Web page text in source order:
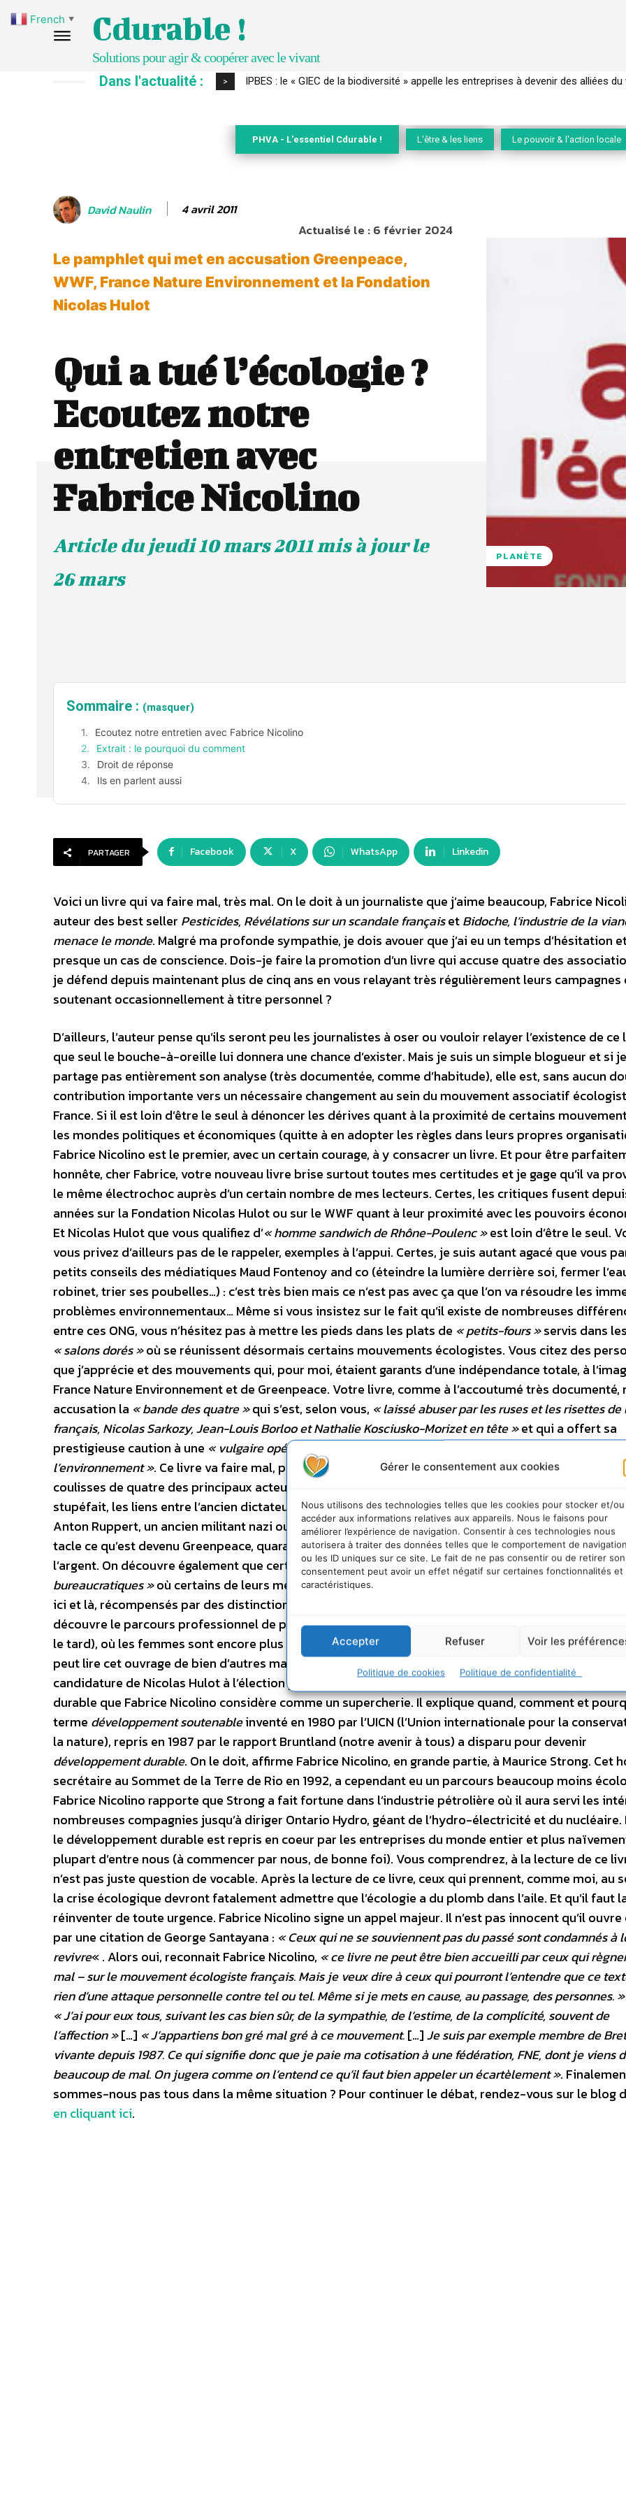
Gérer le consentement aux cookies
Nous utilisons des technologies telles que les cookies pour stocker et/ou
accéder aux informations relatives aux appareils. Nous le faisons pour
améliorer l’expérience de navigation. Consentir à ces technologies nous
autorisera à traiter des données telles que le comportement de navigation
ou les ID uniques sur ce site. Le fait de ne pas consentir ou de retirer son
consentement peut avoir un effet négatif sur certaines fonctionnalités et
caractéristiques.
Accepter Refuser Voir les
Politique de cookies Politique de confidentialité
Cdurable !
Solutions pour agir & coopérer avec le vivant
Dans l'actualité : > Comment le sol français a perdu sa mémoire hydrique et déréglé tout le territoire
PHVA - L'essentiel Cdurable ! L'être & les liens Le pouvoir & l'action locale
David Naulin 4 avril 2011
Actualisé le :6 février 2024
Le pamphlet qui met en accusation Greenpeace,
WWF, France Nature Environnement et la Fondation
Nicolas Hulot
Qui a tué l’écologie ?
Ecoutez notre
entretien avec
Fabrice Nicolino
Article du jeudi 10 mars 2011 mis à jour le
26 mars
PLANÈTE
Sommaire : (masquer)
Ecoutez notre entretien avec Fabrice Nicolino
Extrait : le pourquoi du comment
Droit de réponse
Ils en parlent aussi
PARTAGER Facebook X WhatsApp Linkedin
Voici un livre qui va faire mal, très mal. On le doit à un journaliste que j’aime beaucoup, Fabrice
auteur des best seller Pesticides, Révélations sur un scandale françaisetBidoche, l’industrie de la
menace le monde. Malgré ma profonde sympathie, je dois avouer que j’ai eu un temps d’hésitation
presque un cas de conscience. Dois-je faire la promotion d’un livre qui accuse quatre des
je défend depuis maintenant plus de cinq ans en vous relayant très régulièrement leurs campagnes
soutenant occasionnellement à titre personnel ?
D’ailleurs, l’auteur pense qu’ils seront peu les journalistes à oser ou vouloir relayer l’existence de
que seul le bouche-à-oreille lui donnera une chance d’exister. Mais je suis un simple blogueur et si
partage pas entièrement son analyse (très documentée, comme d’habitude), elle est, sans aucun
contribution importante vers un nécessaire changement au sein du mouvement associatif
France. Si il est loin d’être le seul à dénoncer les dérives quant à la proximité de certains
les mondes politiques et économiques (quitte à en adopter les règles dans leurs propres
Fabrice Nicolino est le premier, avec un certain courage, à y consacrer un livre. Et pour être
honnête, cher Fabrice, votre nouveau livre brise surtout toutes mes certitudes et je gage qu’il va
le même électrochoc auprès d’un certain nombre de mes lecteurs. Certes, les critiques fusent
années sur la Fondation Nicolas Hulot ou sur le WWF quant à leur proximité avec les pouvoirs
Et Nicolas Hulot que vous qualifiez d’« homme sandwich de Rhône-Poulenc »est loin d’être le seul.
vous privez d’ailleurs pas de le rappeler, exemples à l’appui. Certes, je suis autant agacé que vous
petits conseils des médiatiques Maud Fontenoy and co (éteindre la lumière derrière soi, fermer
robinet, trier ses poubelles…) : c’est très bien mais ce n’est pas avec ça que l’on va résoudre les
problèmes environnementaux… Même si vous insistez sur le fait qu’il existe de nombreuses
entre ces ONG, vous n’hésitez pas à mettre les pieds dans les plats de « petits-fours »servis dans les
« salons dorés »où se réunissent désormais certains mouvements écologistes. Vous citez des
que j’apprécie et des mouvements qui, pour moi, étaient garants d’une indépendance totale, à
France Nature Environnement et de Greenpeace. Votre livre, comme à l’accoutumé très documenté,
accusation la « bande des quatre »qui s’est, selon vous, « laissé abuser par les ruses et les risettes de
français, Nicolas Sarkozy, Jean-Louis Borloo et Nathalie Kosciusko-Morizet en tête »et qui a offert sa
prestigieuse caution à une « vulgaire opération politicienne connue sous le nom de Grenelle de
l’environnement ». Ce livre va faire mal, parce qu’il révèle pour la première fois l’histoire, les
coulisses de quatre des principaux acteurs de l’écologie en France. On découvre, incrédule et même
stupéfait, les liens entre l’ancien dictateur africain Mobutu, des piliers du régime de l’apartheid tels
Anton Ruppert, un ancien militant nazi ou des trafiquants avec la création du WWF-International.
tacle ce qu’est devenu Greenpeace, quarante ans après sa création, sur fond de chasse à la notoriété
l’argent. On découvre également que certaines de ces organisations ressemblent à des« castes
bureaucratiques »où certains de leurs membres sont aussi cumulards que nos hommes politiques
ici et là, récompensés par des distinctions honorifiques. Des cercles fermés composés de notables
découvre le parcours professionnel de plusieurs personnalités dont la sensibilité écologiste est
le tard), où les femmes sont encore plus minoritaires qu’à l’Assemblée nationale … Mais pas
peut lire cet ouvrage de bien d’autres manières. Comme une réponse par avance à une éventuelle
candidature de Nicolas Hulot à l’élection présidentielle. Ou bien comme une relecture du
durable que Fabrice Nicolino considère comme un supercherie. Il explique quand, comment et
terme développement soutenableinventé en 1980 par l’UICN (l’Union internationale pour la
la nature), repris en 1987 par le rapport Bruntland (notre avenir à tous) a disparu pour devenir
développement durable. On le doit, affirme Fabrice Nicolino, en grande partie, à Maurice Strong. Cet
secrétaire au Sommet de la Terre de Rio en 1992, a cependant eu un parcours beaucoup moins
Fabrice Nicolino rapporte que Strong a fait fortune dans l’industrie pétrolière où il aura servi les
nombreuses compagnies jusqu’à diriger Ontario Hydro, géant de l’hydro-électricité et du nucléaire.
le développement durable est repris en coeur par les entreprises du monde entier et plus
plupart d’entre nous (à commencer par nous, de bonne foi). Vous comprendrez, à la lecture de ce
n’est pas juste question de vocable. Après la lecture de ce livre, ceux qui prennent, comme moi, au
la crise écologique devront fatalement admettre que l’écologie a du plomb dans l’aile. Et qu’il faut
réinventer de toute urgence. Fabrice Nicolino signe un appel majeur. Il n’est pas innocent qu’il ouvre
par une citation de George Santayana : « Ceux qui ne se souviennent pas du passé sont condamnés à
revivre« . Alors oui, reconnait Fabrice Nicolino, « ce livre ne peut être bien accueilli par ceux qui
mal – sur le mouvement écologiste français. Mais je veux dire à ceux qui pourront l’entendre que ce
rien d’une attaque personnelle contre tel ou tel. Même si je mets en cause, au passage, des personnes. »
« J’ai pour eux tous, suivant les cas bien sûr, de la sympathie, de l’estime, de la complicité, souvent de
l’affection »[…] « J’appartiens bon gré mal gré à ce mouvement.[…]Je suis par exemple membre de
vivante depuis 1987. Ce qui signifie donc que je paie ma cotisation à une fédération, FNE, dont je viens
beaucoup de mal. On jugera comme on l’entend ce qu’il faut bien appeler un écartèlement ».
sommes-nous pas tous dans la même situation ? Pour continuer le débat, rendez-vous sur le blog
en cliquant ici.
French ▼